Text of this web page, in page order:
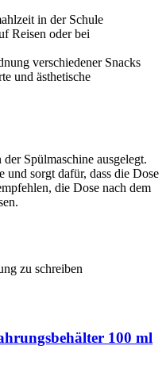
in der Schule
Reisen oder bei
verschiedener Snacks
und ästhetische
Spülmaschine ausgelegt.
sorgt dafür, dass die Dose
die Dose nach dem
zu schreiben
100 ml